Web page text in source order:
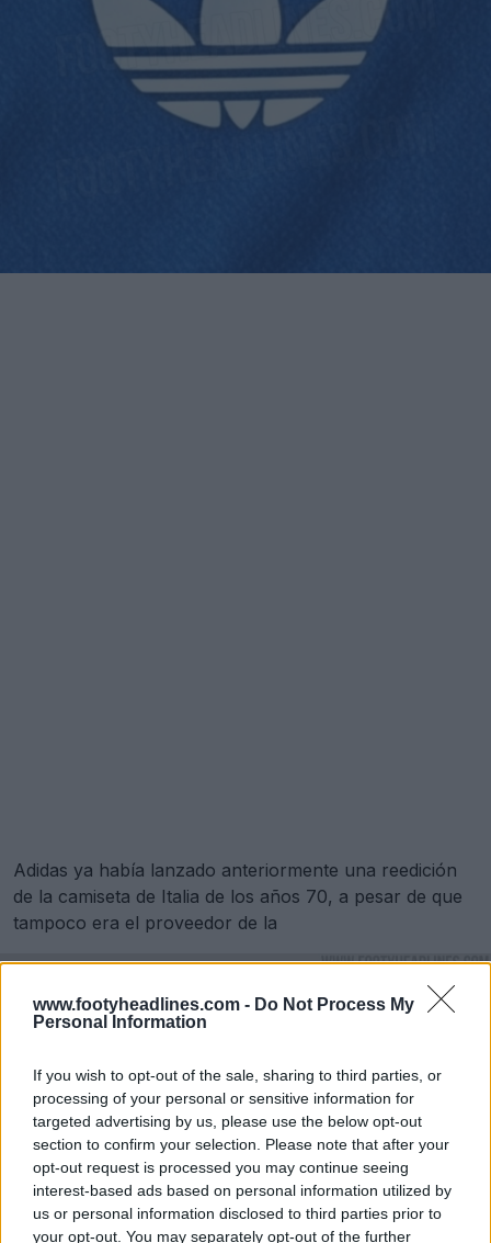
www.footyheadlines.com - Do Not Process My
Personal Information
If you wish to opt-out of the sale, sharing to third parties, or
processing of your personal or sensitive information for
targeted advertising by us, please use the below opt-out
section to confirm your selection. Please note that after your
opt-out request is processed you may continue seeing
interest-based ads based on personal information utilized by
us or personal information disclosed to third parties prior to
your opt-out. You may separately opt-out of the further
Adidas ya había lanzado anteriormente una reedición
de la camiseta de Italia de los años 70, a pesar de que
tampoco era el proveedor de la